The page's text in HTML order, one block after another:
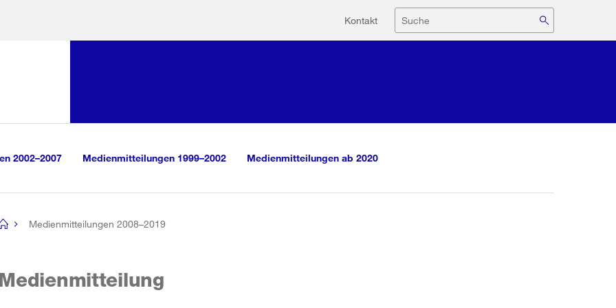
Hilfsnavigation
Kontakt Suche
2002–2007 Medienmitteilungen 1999–2002 Medienmitteilungen ab 2020
Medienmitteilungen 2008–2019